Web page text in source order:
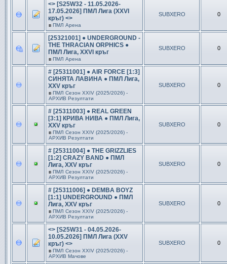
<> [S25W32 - 11.05.2026-
17.05.2026] ПМЛ Лига (XXVI
кръг) <>
в ПМЛ Арена
SUBXERO 0
[25321001] ● UNDERGROUND -
THE THRACIAN ORPHICS ●
ПМЛ Лига, XXVI кръг
в ПМЛ Арена
SUBXERO 0
# [25311001] ● AIR FORCE [1:3]
СИНЯТА ЛАВИНА ● ПМЛ Лига,
XXV кръг
в ПМЛ Сезон ХXIV (2025/2026) -
АРХИВ Резултати
SUBXERO 0
# [25311003] ● REAL GREEN
[3:1] КРИВА НИВА ● ПМЛ Лига,
XXV кръг
в ПМЛ Сезон ХXIV (2025/2026) -
АРХИВ Резултати
SUBXERO 0
# [25311004] ● THE GRIZZLIES
[1:2] CRAZY BAND ● ПМЛ
Лига, XXV кръг
в ПМЛ Сезон ХXIV (2025/2026) -
АРХИВ Резултати
SUBXERO 0
# [25311006] ● DEMBA BOYZ
[1:1] UNDERGROUND ● ПМЛ
Лига, XXV кръг
в ПМЛ Сезон ХXIV (2025/2026) -
АРХИВ Резултати
SUBXERO 0
<> [S25W31 - 04.05.2026-
10.05.2026] ПМЛ Лига (XXV
кръг) <>
в ПМЛ Сезон ХXIV (2025/2026) -
АРХИВ Мачове
SUBXERO 0